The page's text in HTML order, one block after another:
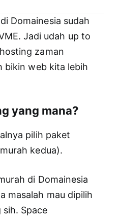
Domainesia sudah
Jadi udah up to
zaman
bikin web kita lebih
yang mana?
pilih paket
kedua).
di Domainesia
masalah mau dipilih
sih. Space